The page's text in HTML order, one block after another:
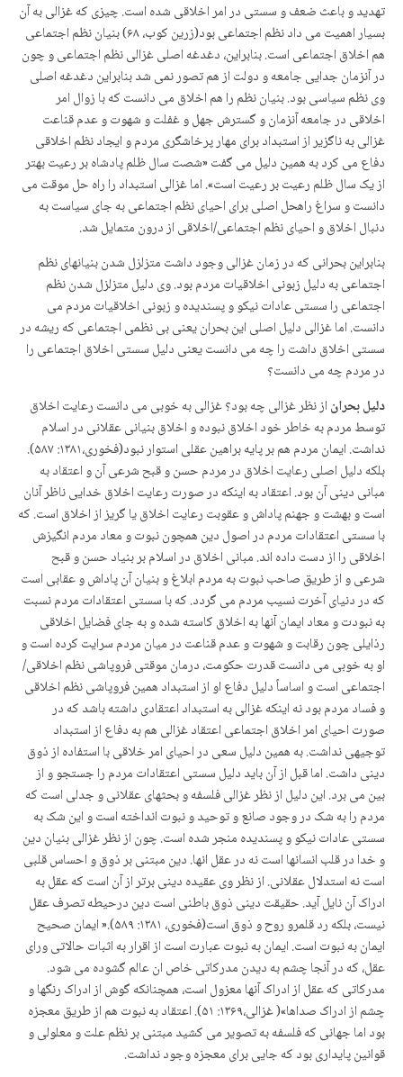
تهدید و باعث ضعف و سستی در امر اخلاقی شده است. چیزی که غزالی به آن
بسیار اهمیت می داد نظم اجتماعی بود(زرین کوب، ۶۸) بنیان نظم اجتماعی
هم اخلاق اجتماعی است. بنابراین، دغدغه اصلی غزالی نظم اجتماعی و چون
در آن­زمان جدایی جامعه و دولت از هم تصور نمی شد بنابراین دغدغه اصلی
وی نظم سیاسی بود. بنیان نظم را هم اخلاق می دانست که با زوال امر
اخلاقی در جامعه آن­زمان و گسترش جهل و غفلت و شهوت و عدم قناعت
غزالی به ناگزیر از استبداد برای مهار پرخاشگری مردم و ایجاد نظم اخلاقی
دفاع می کرد به همین دلیل می گفت «شصت سال ظلم پادشاه بر رعیت بهتر
از یک سال ظلم رعیت بر رعیت است». اما غزالی استبداد را راه حل موقت می
دانست و سراغ راه­حل اصلی برای احیای نظم اجتماعی به جای سیاست به
دنبال اخلاق و احیای نظم اجتماعی/اخلاقی از درون متمایل شد.
بنابراین بحرانی که در زمان غزالی وجود داشت متزلزل شدن بنیانهای نظم
اجتماعی به دلیل زبونی اخلاقیات مردم بود. وی دلیل متزلزل شدن نظم
اجتماعی را سستی عادات نیکو و پسندیده و زبونی اخلاقیات مردم می
دانست. اما غزالی دلیل اصلی این بحران یعنی بی نظمی اجتماعی که ریشه در
سستی اخلاق داشت را چه می دانست یعنی دلیل سستی اخلاق اجتماعی را
در مردم چه می دانست؟
دلیل بحراناز نظر غزالی چه بود؟ غزالی به خوبی می دانست رعایت اخلاق
توسط مردم به خاطر خود اخلاق نبوده و اخلاق بنیانی عقلانی در اسلام
نداشت. ایمان مردم هم بر پایه براهین عقلی استوار نبود(فخوری،۱۳۸۱: ۵۸۷).
بلکه دلیل اصلی رعایت اخلاق در مردم حسن و قبح شرعی آن و اعتقاد به
مبانی دینی آن بود. اعتقاد به اینکه در صورت رعایت اخلاق خدایی ناظر آنان
است و بهشت و جهنم پاداش و عقوبت رعایت اخلاق یا گریز از اخلاق است. که
با سستی اعتقادات مردم در اصول دین همچون نبوت و معاد مردم انگیزش
اخلاقی را از دست داده اند. مبانی اخلاق در اسلام بر بنیاد حسن و قبح
شرعی و از طریق صاحب نبوت به مردم ابلاغ و بنیان آن پاداش و عقابی است
که در دنیای آخرت نسیب مردم می گردد. که با سستی اعتقادات مردم نسبت
به نبودت و معاد ایمان آنها به اخلاق کاسته شده و به جای فضایل اخلاقی
رذایلی چون رقابت و شهوت و عدم قناعت در میان مردم سرایت کرده است و
او به خوبی می دانست قدرت حکومت، درمان موقتی فروپاشی نظم اخلاقی/
اجتماعی است و اساساً دلیل دفاع او از استبداد همین فروپاشی نظم اخلاقی
و فساد مردم بود نه اینکه غزالی به استبداد اعتقادی داشته باشد که در
صورت احیای امر اخلاق اجتماعی اعتقاد غزالی هم به دفاع از استبداد
توجیهی نداشت. به همین دلیل سعی در احیای امر خلاقی با استفاده از ذوق
دینی داشت. اما قبل از آن باید دلیل سستی اعتقادات مردم را جستجو و از
بین می برد. این دلیل از نظر غزالی فلسفه و بحثهای عقلانی و جدلی است که
مردم را به شک در وجود صانع و توحید و نبوت انداخته است و این شک به
سستی عادات نیکو و پسندیده منجر شده است. چون از نظر غزالی بنیان دین
و خدا در قلب انسانها است نه در عقل انها. دین مبتنی بر ذوق و احساس قلبی
است نه استدلال عقلانی. از نظر وی عقیده دینی برتر از آن است که عقل به
ادراک آن نایل آید. حقیقت دینی ذوق باطنی است دین درحیطه تصرف عقل
نیست، بلکه رد قلمرو روح و ذوق است(فخوری، ۱۳۸۱: ۵۸۹).« ایمان صحیح
ایمان به نبوت است. ایمان به نبوت عبارت است از اقرار به اثبات حالاتی ورای
عقل، که در آنجا چشم به دیدن مدرکاتی خاص ان عالم گشوده می شود.
مدرکاتی که عقل از ادراک آن­ها معزول است، همچنان­که گوش از ادراک رنگها و
چشم از ادراک صداها»( غزالی،۱۳۶۹: ۵۱). اعتقاد به نبوت هم از طریق معجزه
بود اما جهانی که فلسفه به تصویر می کشید مبتنی بر نظم علت و معلولی و
قوانین پایداری بود که جایی برای معجزه وجود نداشت.